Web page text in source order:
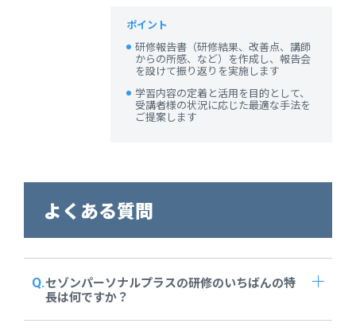
ポイント
研修報告書（研修結果、改善点、講師
からの所感、など）を作成し、報告会
を設けて振り返りを実施します
学習内容の定着と活用を目的として、
受講者様の状況に応じた最適な手法を
ご提案します
よくある質問
セゾンパーソナルプラスの研修のいちばんの特
長は何ですか？